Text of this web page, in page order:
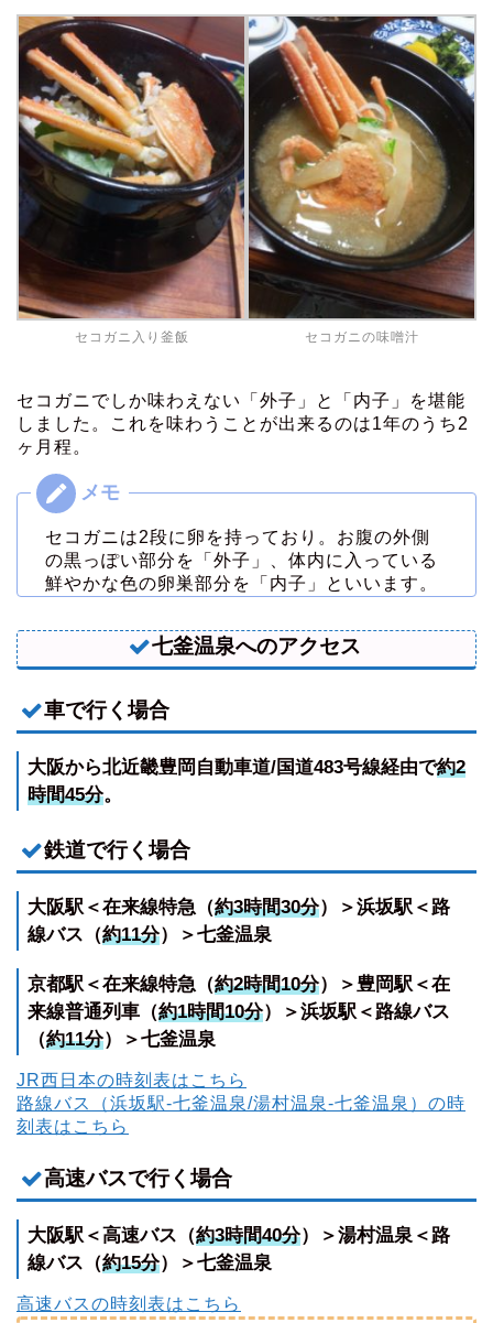
セコガニ入り釜飯 セコガニの味噌汁
セコガニでしか味わえない「外子」と「内子」を堪能
しました。これを味わうことが出来るのは1年のうち2
ヶ月程。
セコガニは2段に卵を持っており。お腹の外側
の黒っぽい部分を「外子」、体内に入っている
鮮やかな色の卵巣部分を「内子」といいます。
七釜温泉へのアクセス
車で行く場合
大阪から北近畿豊岡自動車道/国道483号線経由で約2
時間45分。
鉄道で行く場合
大阪駅＜在来線特急（約3時間30分）＞浜坂駅＜路
線バス（約11分）＞七釜温泉
京都駅＜在来線特急（約2時間10分）＞豊岡駅＜在
来線普通列車（約1時間10分）＞浜坂駅＜路線バス
（約11分）＞七釜温泉
JR西日本の時刻表はこちら
路線バス（浜坂駅-七釜温泉/湯村温泉-七釜温泉）の時
刻表はこちら
高速バスで行く場合
大阪駅＜高速バス（約3時間40分）＞湯村温泉＜路
線バス（約15分）＞七釜温泉
高速バスの時刻表はこちら